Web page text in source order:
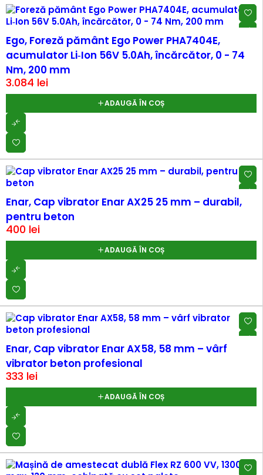
Ego, Foreză pământ Ego Power PHA7404E,
acumulator Li‑Ion 56V 5.0Ah, încărcător, 0 - 74
Nm, 200 mm
3.084 lei
ADAUGĂ ÎN COȘ
Enar, Cap vibrator Enar AX25 25 mm – durabil,
pentru beton
400 lei
ADAUGĂ ÎN COȘ
Enar, Cap vibrator Enar AX58, 58 mm – vârf
vibrator beton profesional
333 lei
ADAUGĂ ÎN COȘ